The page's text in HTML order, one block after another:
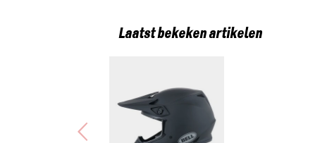
Laatst bekeken artikelen